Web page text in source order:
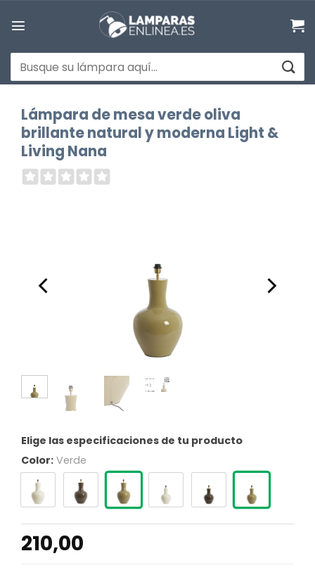
Buscar
por:
Lámpara de mesa verde oliva
brillante natural y moderna Light &
Living Nana
Elige las especificaciones de tu producto
Color: Verde
210,00